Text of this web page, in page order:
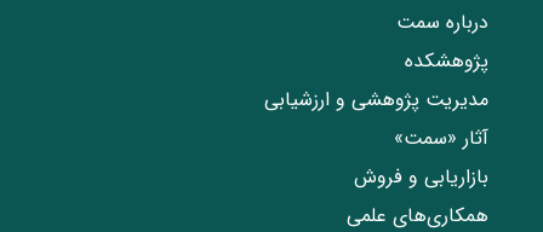
درباره سمت
پژوهشکده
مدیریت پژوهشی و ارزشیابی
آثار «سمت»
بازاریابی و فروش
همکاری‌های علمی